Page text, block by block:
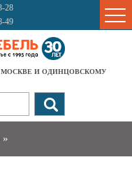
28
49
И ОДИНЦОВСКОМУ
»